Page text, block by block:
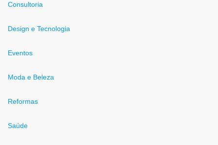
Consultoria
Design e Tecnologia
Eventos
Moda e Beleza
Reformas
Saúde